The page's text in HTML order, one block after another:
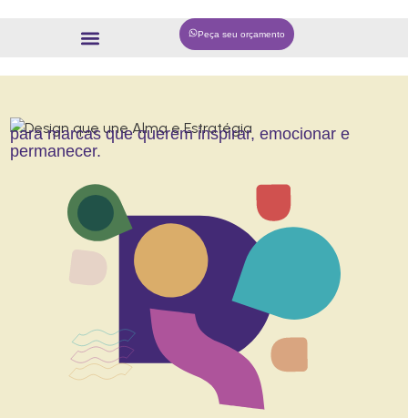
Peça seu orçamento
para marcas que querem inspirar, emocionar e
permanecer.